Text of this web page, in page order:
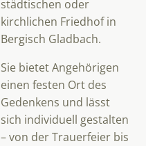
städtischen oder
kirchlichen Friedhof in
Bergisch Gladbach.
Sie bietet Angehörigen
einen festen Ort des
Gedenkens und lässt
sich individuell gestalten
– von der Trauerfeier bis